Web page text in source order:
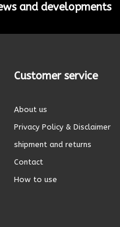
and developments
Customer service
About us
Privacy Policy & Disclaimer
shipment and returns
Contact
How to use